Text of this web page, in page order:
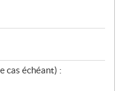
cas échéant) :